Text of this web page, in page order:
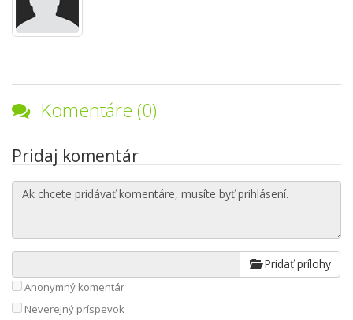
Komentáre (0)
Pridaj komentár
Pridať prílohy
Anonymný komentár
Neverejný príspevok